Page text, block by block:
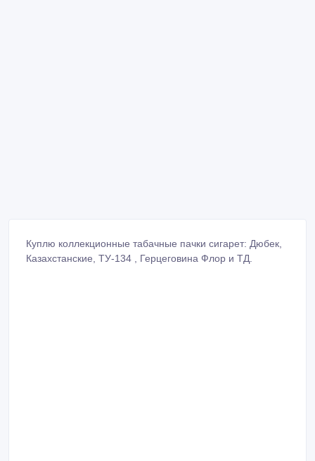
Куплю коллекционные табачные пачки сигарет: Дюбек,
Казахстанские, ТУ-134 , Герцеговина Флор и ТД.